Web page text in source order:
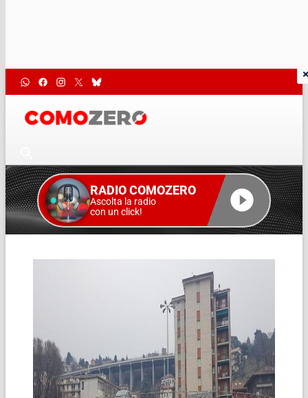
RADIO COMOZERO
Ascolta la radio
con un click!